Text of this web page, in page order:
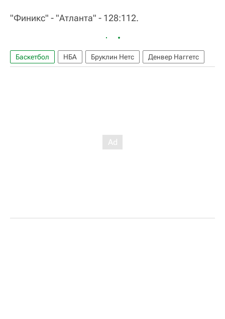
"Финикс" - "Атланта" - 128:112.
Баскетбол НБА Бруклин Нетс Денвер Наггетс